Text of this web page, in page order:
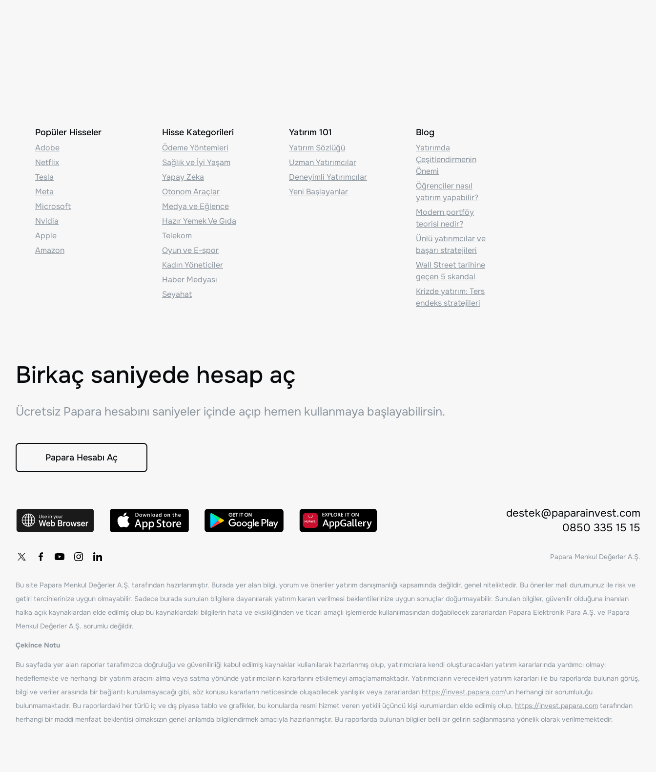
Popüler Hisseler
Adobe
Netflix
Tesla
Meta
Microsoft
Nvidia
Apple
Amazon
Hisse Kategorileri
Ödeme Yöntemleri
Sağlık ve İyi Yaşam
Yapay Zeka
Otonom Araçlar
Medya ve Eğlence
Hazır Yemek Ve Gıda
Telekom
Oyun ve E-spor
Kadın Yöneticiler
Haber Medyası
Seyahat
Yatırım 101
Yatırım Sözlüğü
Uzman Yatırımcılar
Deneyimli Yatırımcılar
Yeni Başlayanlar
Blog
Yatırımda
Çeşitlendirmenin
Önemi
Öğrenciler nasıl
yatırım yapabilir?
Modern portföy
teorisi nedir?
Ünlü yatırımcılar ve
başarı stratejileri
Wall Street tarihine
geçen 5 skandal
Krizde yatırım: Ters
endeks stratejileri
Birkaç saniyede hesap aç
Ücretsiz Papara hesabını saniyeler içinde açıp hemen kullanmaya başlayabilirsin.
Papara Hesabı Aç
destek@paparainvest.com
0850 335 15 15
Papara Menkul Değerler A.Ş.
Bu site Papara Menkul Değerler A.Ş. tarafından hazırlanmıştır. Burada yer alan bilgi, yorum ve öneriler yatırım danışmanlığı kapsamında değildir, genel niteliktedir. Bu öneriler mali durumunuz ile risk ve
getiri tercihlerinize uygun olmayabilir. Sadece burada sunulan bilgilere dayanılarak yatırım kararı verilmesi beklentilerinize uygun sonuçlar doğurmayabilir. Sunulan bilgiler, güvenilir olduğuna inanılan
halka açık kaynaklardan elde edilmiş olup bu kaynaklardaki bilgilerin hata ve eksikliğinden ve ticari amaçlı işlemlerde kullanılmasından doğabilecek zararlardan Papara Elektronik Para A.Ş. ve Papara
Menkul Değerler A.Ş. sorumlu değildir.
Çekince Notu
Bu sayfada yer alan raporlar tarafımızca doğruluğu ve güvenilirliği kabul edilmiş kaynaklar kullanılarak hazırlanmış olup, yatırımcılara kendi oluşturacakları yatırım kararlarında yardımcı olmayı
hedeflemekte ve herhangi bir yatırım aracını alma veya satma yönünde yatırımcıların kararlarını etkilemeyi amaçlamamaktadır. Yatırımcıların verecekleri yatırım kararları ile bu raporlarda bulunan görüş,
bilgi ve veriler arasında bir bağlantı kurulamayacağı gibi, söz konusu kararların neticesinde oluşabilecek yanlışlık veya zararlardan https://invest.papara.com'un herhangi bir sorumluluğu
bulunmamaktadır. Bu raporlardaki her türlü iç ve dış piyasa tablo ve grafikler, bu konularda resmi hizmet veren yetkili üçüncü kişi kurumlardan elde edilmiş olup, https://invest.papara.com tarafından
herhangi bir maddi menfaat beklentisi olmaksızın genel anlamda bilgilendirmek amacıyla hazırlanmıştır. Bu raporlarda bulunan bilgiler belli bir gelirin sağlanmasına yönelik olarak verilmemektedir.